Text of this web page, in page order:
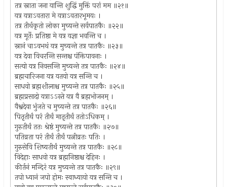
तत्र स्नाता जना यान्ति शुद्धिं मुक्तिं परां मम ॥२१॥
यत्र यत्राऽवतारा मे यत्राऽवतारभूमयः ।
तत्र तीर्थकृतो लोका मुच्यन्ते सर्वपातकैः ॥२२॥
यत्र मूर्तेः प्रतिष्ठा मे यत्र यज्ञा भवन्ति च ।
स्नानं चाऽवभथं यत्र मुच्यन्ते तत्र पातकैः ॥२३॥
यत्र देवा विचरन्ति सन्तश्च पंक्तिपावनाः ।
सत्यो यत्र निवसन्ति मुच्यन्ते तत्र पातकैः ॥२४॥
ब्रह्मचारिजना यत्र यतयो यत्र सन्ति च ।
साधवो ब्रह्मशीलाश्च मुच्यन्ते तत्र पातकैः ॥२५॥
ब्रह्मप्रसादो यत्राऽऽस्ते यत्र वै ब्रह्मभोजनम् ।
वैश्वदेवा भुंजते च मुच्यन्ते तत्र पातकैः ॥२६॥
पितृतीर्थं परं तीर्थं मातृतीर्थं ततोऽधिकम् ।
गुरुतीर्थं ततः श्रेष्ठं मुच्यन्ते तत्र पातकैः ॥२७॥
पतिव्रता परं तीर्थं तीर्थं पत्नीव्रतः पतिः ।
गुरुसेवि शिष्यतीर्थं मुच्यन्ते तत्र पातकैः ॥२८॥
विदेहाः साधवो यत्र ब्रह्मनिष्ठाश्च देहिनः ।
कीर्तनं मन्दिरं यत्र मुच्यन्ते तत्र पातकैः ॥२९॥
तपो ध्यानं जपो होमः स्वाध्यायो यत्र सन्ति च ।